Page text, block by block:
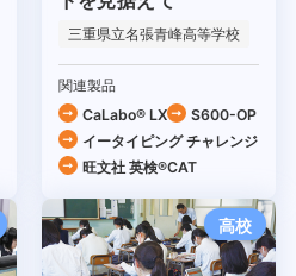
三重県立名張青峰高等学校
関連製品
CaLabo® LX
S600-OP
イータイピング チャレンジ
旺文社 英検®CAT
高校